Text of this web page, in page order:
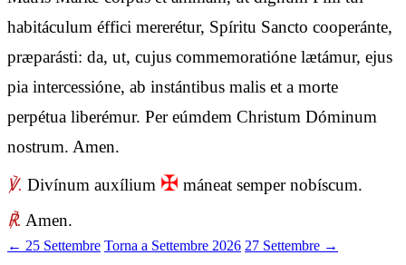
habitáculum éffici mererétur, Spíritu Sancto cooperánte,
præparásti: da, ut, cujus commemoratióne lætámur, ejus
pia intercessióne, ab instántibus malis et a morte
perpétua liberémur. Per eúmdem Christum Dóminum
nostrum. Amen.
℣. Divínum auxílium ✠ máneat semper nobíscum.
℟. Amen.
← 25 Settembre Torna a Settembre 2026 27 Settembre →